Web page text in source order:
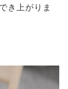
き上がりま